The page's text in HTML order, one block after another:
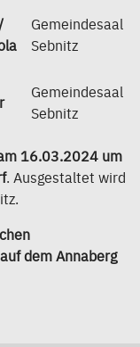
Gemeindesaal
Sebnitz
Gemeindesaal
Sebnitz
16.03.2024 um
. Ausgestaltet wird
dem Annaberg